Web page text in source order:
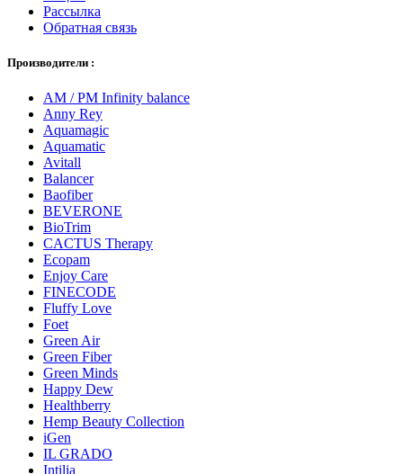
Рассылка
Обратная связь
Производители :
AM / PM Infinity balance
Anny Rey
Aquamagic
Aquamatic
Avitall
Balancer
Baofiber
BEVERONE
BioTrim
CACTUS Therapy
Ecopam
Enjoy Care
FINECODE
Fluffy Love
Foet
Green Air
Green Fiber
Green Minds
Happy Dew
Healthberry
Hemp Beauty Collection
iGen
IL GRADO
Intilia